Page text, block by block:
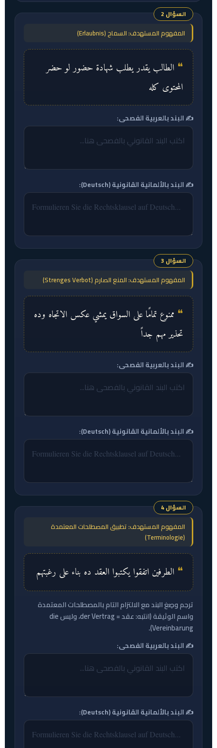
السؤال 2
المفهوم المستهدف: السماح (Erlaubnis)
الطالب يقدر يطلب شهادة حضور لو حضر
المحتوى كله
✍️ البند بالعربية الفصحى:
✍️ البند بالألمانية القانونية (Deutsch):
السؤال 3
المفهوم المستهدف: المنع الصارم (Strenges Verbot)
ممنوع تمامًا على السواق يمشي عكس الاتجاه وده
تحذير مهم جداً
✍️ البند بالعربية الفصحى:
✍️ البند بالألمانية القانونية (Deutsch):
السؤال 4
المفهوم المستهدف: تطبيق المصطلحات المعتمدة
(Terminologie)
الطرفين اتفقوا يكتبوا العقد ده بناء على رغبتهم
ترجم وصِغ البند مع الالتزام التام بالمصطلحات المعتمدة
واسم الوثيقة (انتبه: عقد = der Vertrag، وليس die
Vereinbarung).
✍️ البند بالعربية الفصحى:
✍️ البند بالألمانية القانونية (Deutsch):